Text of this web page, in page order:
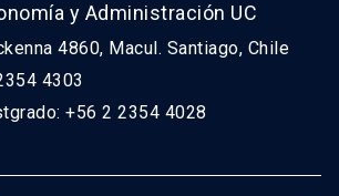
y Administración UC
4860, Macul. Santiago, Chile
4303
+56 2 2354 4028